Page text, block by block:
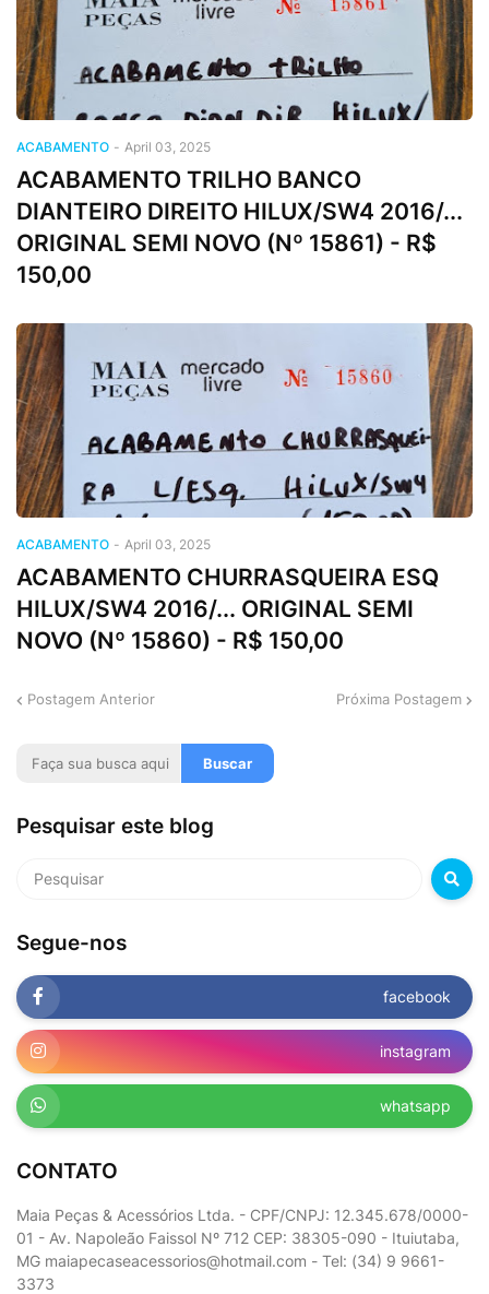
ACABAMENTO - April 03, 2025
ACABAMENTO TRILHO BANCO
DIANTEIRO DIREITO HILUX/SW4 2016/...
ORIGINAL SEMI NOVO (Nº 15861) - R$
150,00
ACABAMENTO - April 03, 2025
ACABAMENTO CHURRASQUEIRA ESQ
HILUX/SW4 2016/... ORIGINAL SEMI
NOVO (Nº 15860) - R$ 150,00
Postagem Anterior Próxima Postagem
Pesquisar este blog
Segue-nos
facebook
instagram
whatsapp
CONTATO
Maia Peças & Acessórios Ltda. - CPF/CNPJ: 12.345.678/0000-
01 - Av. Napoleão Faissol Nº 712 CEP: 38305-090 - Ituiutaba,
MG maiapecaseacessorios@hotmail.com - Tel: (34) 9 9661-
3373